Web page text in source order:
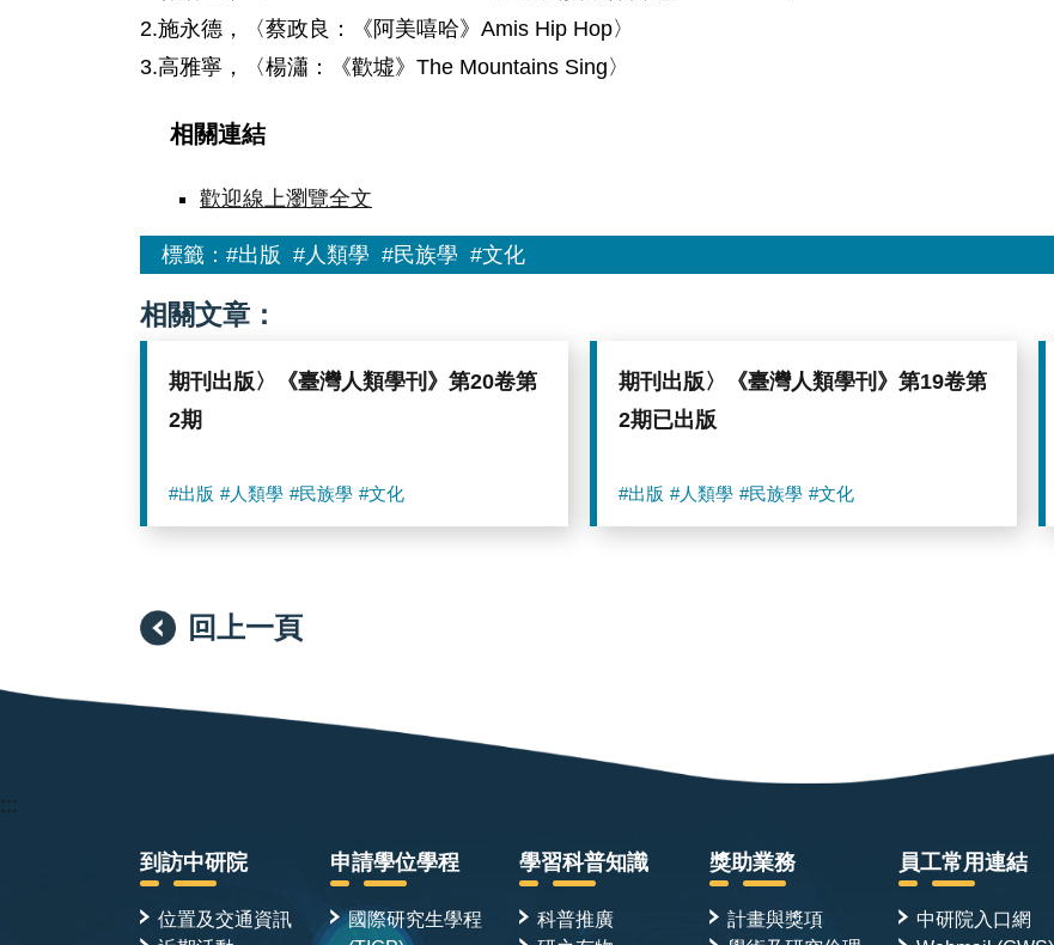
2.施永德，〈蔡政良：《阿美嘻哈》Amis Hip Hop〉
3.高雅寧，〈楊瀟：《歡墟》The Mountains Sing〉
相關連結
歡迎線上瀏覽全文
標籤：#出版 #人類學 #民族學 #文化
相關文章：
期刊出版〉《臺灣人類學刊》第20卷第
2期
#出版 #人類學 #民族學 #文化
期刊出版〉《臺灣人類學刊》第19卷第
2期已出版
#出版 #人類學 #民族學 #文化
回上一頁
:::
到訪中研院
位置及交通資訊
申請學位學程
國際研究生學程
學習科普知識
科普推廣
獎助業務
計畫與獎項
員工常用連結
中研院入口網